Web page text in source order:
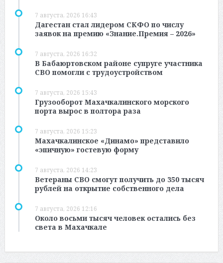
7 августа, 2026 16:43
Дагестан стал лидером СКФО по числу
заявок на премию «Знание.Премия – 2026»
7 августа, 2026 16:32
В Бабаюртовском районе супруге участника
СВО помогли с трудоустройством
7 августа, 2026 15:43
Грузооборот Махачкалинского морского
порта вырос в полтора раза
7 августа, 2026 15:23
Махачкалинское «Динамо» представило
«эпичную» гостевую форму
7 августа, 2026 14:23
Ветераны СВО смогут получить до 350 тысяч
рублей на открытие собственного дела
7 августа, 2026 12:16
Около восьми тысяч человек остались без
света в Махачкале